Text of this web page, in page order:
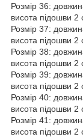
Розмір 36:
висота підошви 2
Розмір 37:
висота підошви 2
Розмір 38:
висота підошви 2
Розмір 39:
висота підошви 2
Розмір 40:
висота підошви 2
Розмір 41:
висота підошви 2